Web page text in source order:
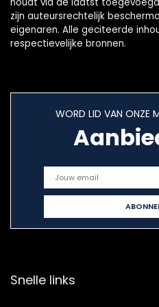
zijn auteursrechtelijk
eigenaren. Alle geciteerde
respectievelijke bronnen.
WORD LID VAN ONZE
Snelle links